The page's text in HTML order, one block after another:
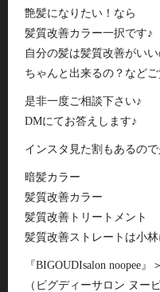
艶髪になりたい！なら
髪質改善カラー一択です♪
自分の髪は髪質改善がい
ちゃんと出来るの？など
是非一度ご相談下さい♪
DMにてお答えします♪
インスタ見た割もあるの
暗髪カラー
髪質改善カラー
髪質改善トリートメント
髪質改善ストレートは小
『BIGOUDIsalon noopee』
（ビグディーサロン ヌーピ